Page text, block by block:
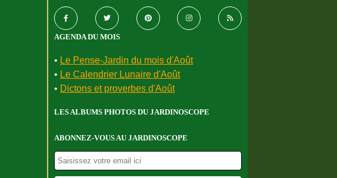
AGENDA DU MOIS
• Le Pense-Jardin du mois d'Août
• Le Calendrier Lunaire d'Août
• Dictons et proverbes d'Août
LES ALBUMS PHOTOS DU JARDINOSCOPE
ABONNEZ-VOUS AU JARDINOSCOPE